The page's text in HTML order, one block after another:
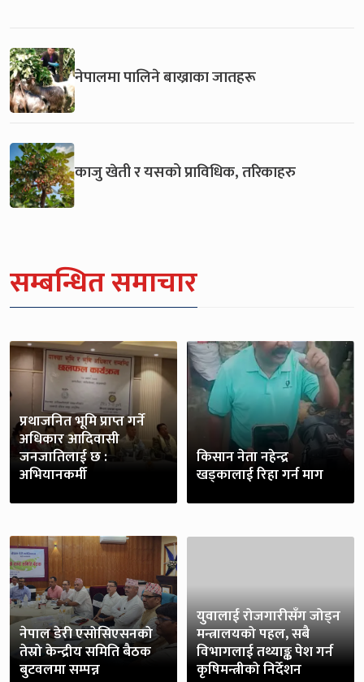
नेपालमा पालिने बाख्राका जातहरू
काजु खेती र यसको प्राविधिक, तरिकाहरु
सम्बन्धित समाचार
प्रथाजनित भूमि प्राप्त गर्ने
अधिकार आदिवासी
जनजातिलाई छ :
अभियानकर्मी
किसान नेता नहेन्द्र
खड्कालाई रिहा गर्न माग
नेपाल डेरी एसोसिएसनको
तेस्रो केन्द्रीय समिति बैठक
बुटवलमा सम्पन्न
युवालाई रोजगारीसँग जोड्न
मन्त्रालयको पहल, सबै
विभागलाई तथ्याङ्क पेश गर्न
कृषिमन्त्रीको निर्देशन